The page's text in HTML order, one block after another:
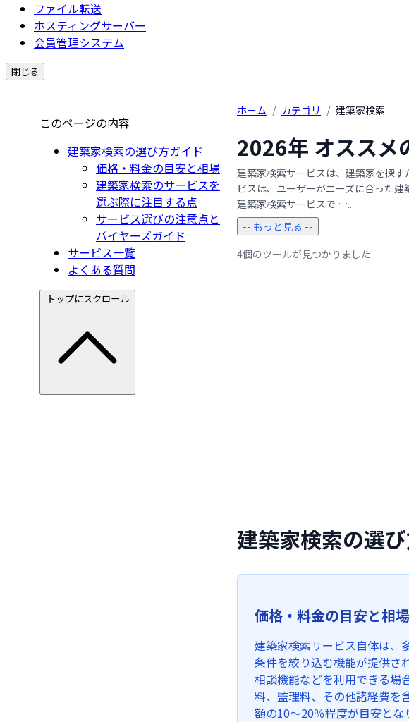
ファイル転送
ホスティングサーバー
会員管理システム
閉じる
このページの内容
建築家検索の選び方ガイド
価格・料金の目安と相場
建築家検索のサービスを
選ぶ際に注目する点
サービス選びの注意点と
バイヤーズガイド
サービス一覧
よくある質問
トップにスクロール
ホーム / カテゴリ / 建築家検索
2026年 オススメ
建築家検索サービスは、建築家を探
ビスは、ユーザーがニーズに合った
建築家検索サービスで …...
-- もっと見る --
4個のツールが見つかりました
建築家検索の選
価格・料金の目安と相場
建築家検索サービス自体は、
条件を絞り込む機能が提供さ
相談機能などを利用できる場
料、監理料、その他諸経費を
額の10～20％程度が目安とな